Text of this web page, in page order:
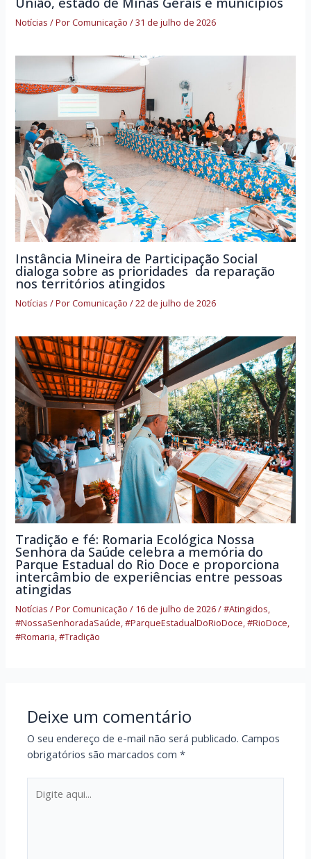
Notícias / PorComunicação/31 de julho de 2026
Instância Mineira de Participação Social
dialoga sobre as prioridades da reparação
nos territórios atingidos
Notícias / PorComunicação/22 de julho de 2026
Tradição e fé: Romaria Ecológica Nossa
Senhora da Saúde celebra a memória do
Parque Estadual do Rio Doce e proporciona
intercâmbio de experiências entre pessoas
atingidas
Notícias / PorComunicação/ 16 de julho de 2026/#Atingidos,
#NossaSenhoradaSaúde,#ParqueEstadualDoRioDoce,#RioDoce,
#Romaria,#Tradição
Deixe um comentário
O seu endereço de e-mail não será publicado. Campos
obrigatórios são marcados com*
aqui...